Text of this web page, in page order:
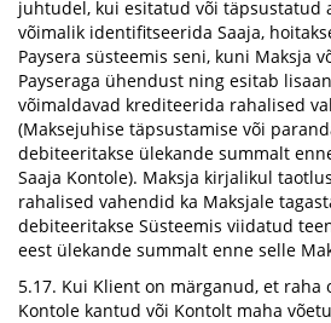
juhtudel, kui esitatud või täpsustatud
võimalik identifitseerida Saaja,
Paysera süsteemis seni, kuni Maksja
Payseraga ühendust ning esitab
võimaldavad krediteerida rahalised
(Maksejuhise täpsustamise või
debiteeritakse ülekande summalt
Saaja Kontole). Maksja kirjalikul
rahalised vahendid ka Maksjale
debiteeritakse Süsteemis viidatud
eest ülekande summalt enne selle
5.17. Kui Klient on märganud, et raha
Kontole kantud või Kontolt maha